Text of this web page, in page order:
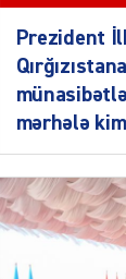
Prezident
mərhələ